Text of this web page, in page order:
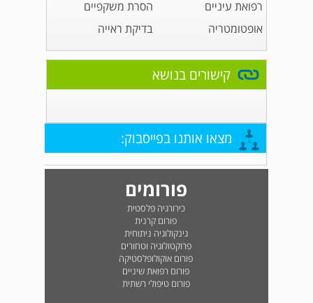
רפואת עיניים
הסרת משקפיים
אופטומטריה
בדיקת ראייה
קישורים בנושא
מצאו אותנו בפייסבוק:
פורומים
כירורגיה פלסטית
פורום קרנית
גינקולוגיה ניתוחית
פרוקטולוגיה וטחורים
פורום אוקולופלסטיקה
פורום רפואת שיניים
פורום טיפולי רשתית